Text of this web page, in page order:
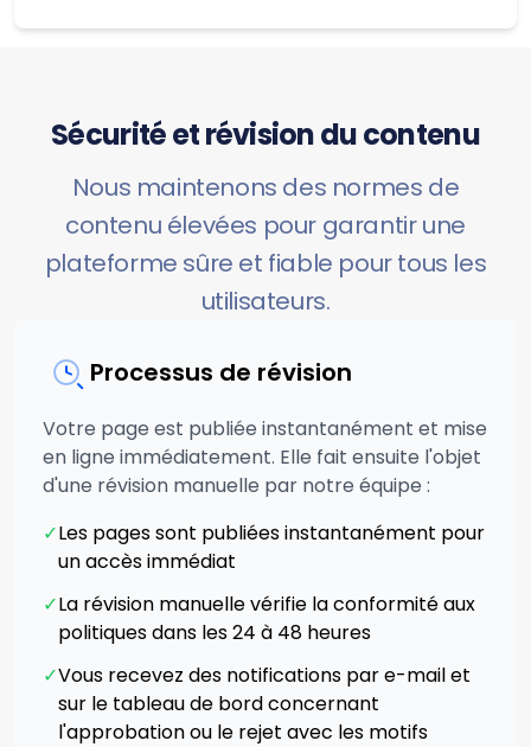
Sécurité et révision du contenu
Nous maintenons des normes de
contenu élevées pour garantir une
plateforme sûre et fiable pour tous les
utilisateurs.
Processus de révision
Votre page est publiée instantanément et mise
en ligne immédiatement. Elle fait ensuite l'objet
d'une révision manuelle par notre équipe :
✓Les pages sont publiées instantanément pour
un accès immédiat
✓La révision manuelle vérifie la conformité aux
politiques dans les 24 à 48 heures
✓Vous recevez des notifications par e-mail et
sur le tableau de bord concernant
l'approbation ou le rejet avec les motifs